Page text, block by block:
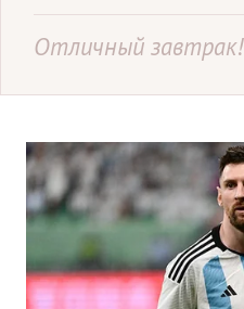
Отличный завтрак!